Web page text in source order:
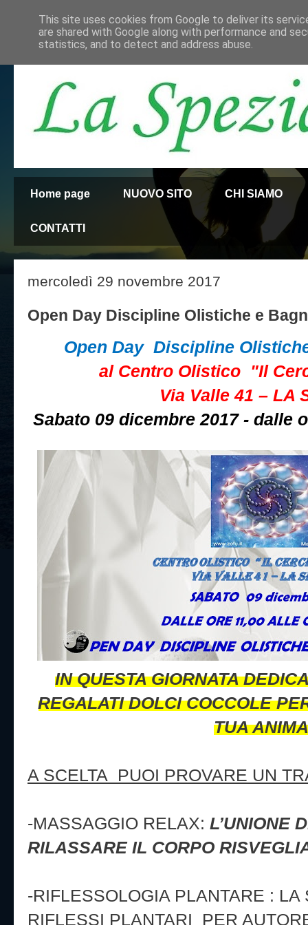
Home page NUOVO SITO CHI SIAMO
CONTATTI
mercoledì 29 novembre 2017
Open Day Discipline Olistiche e
Open Day Discipline
al Centro Olistico "Il
Via Valle 41 – LA
Sabato 09 dicembre 2017 - dalle
IN QUESTA GIORNATA
REGALATI DOLCI COCCOLE
TUA ANIMA
A SCELTA PUOI PROVARE UN
-MASSAGGIO RELAX: L’UNIONE
RILASSARE IL CORPO
-RIFLESSOLOGIA PLANTARE :
RIFLESSI PLANTARI
PER
This site uses cookies from Google to deliver its
are shared with Google along with performance and
statistics, and to detect and address abuse.